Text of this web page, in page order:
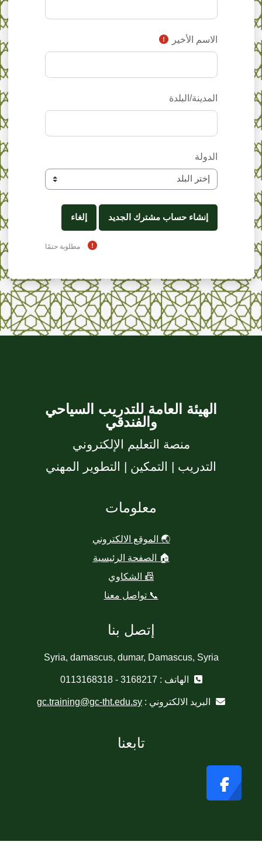
الاسم الأخير
المدينة/البلدة
الدولة
مطلوبة حتمًا
الهيئة العامة للتدريب السياحي
والفندقي
منصة التعليم الإلكتروني
التدريب | التمكين | التطوير المهني
معلومات
🌏 الموقع الالكتروني
🏠 الصفحة الرئيسية
📠 الشكاوي
📞 تواصل معنا
إتصل بنا
Syria, damascus, dumar, Damascus, Syria
الهاتف : 3168217 - 0113168318
البريد الالكتروني : gc.training@gc-tht.edu.sy
تابعنا